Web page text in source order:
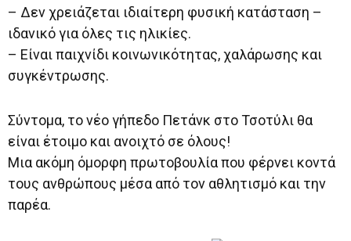
– Δεν χρειάζεται ιδιαίτερη φυσική κατάσταση –
ιδανικό για όλες τις ηλικίες.
– Είναι παιχνίδι κοινωνικότητας, χαλάρωσης και
συγκέντρωσης.
Σύντομα, το νέο γήπεδο Πετάνκ στο Τσοτύλι θα
είναι έτοιμο και ανοιχτό σε όλους!
Μια ακόμη όμορφη πρωτοβουλία που φέρνει κοντά
τους ανθρώπους μέσα από τον αθλητισμό και την
παρέα.